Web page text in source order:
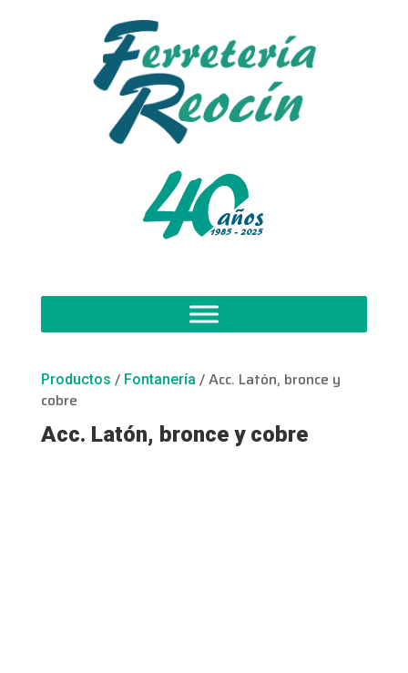
Productos / Fontanería / Acc. Latón, bronce y
cobre
Acc. Latón, bronce y cobre